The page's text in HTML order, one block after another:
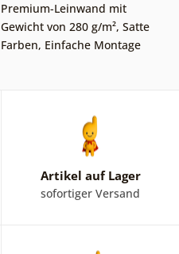
Premium-Leinwand mit
Gewicht von 280 g/m², Satte
Farben, Einfache Montage
Artikel auf Lager
sofortiger Versand